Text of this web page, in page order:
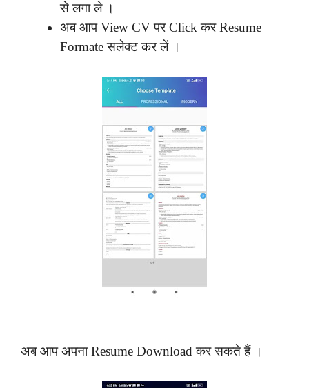
से लगा ले ।
अब आप View CV पर Click कर Resume
Formate सलेक्ट कर लें ।
अब आप अपना Resume Download कर सकते हैं ।